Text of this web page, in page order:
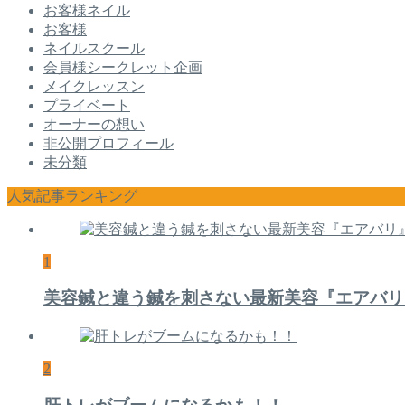
お客様ネイル
お客様
ネイルスクール
会員様シークレット企画
メイクレッスン
プライベート
オーナーの想い
非公開プロフィール
未分類
人気記事ランキング
1
美容鍼と違う鍼を刺さない最新美容『エアバ
2